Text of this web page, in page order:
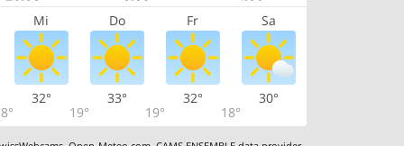
Mi Do Fr Sa
32°
19°
33°
19°
32°
18°
30°